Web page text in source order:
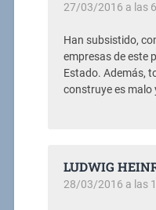
27/03/2016 a las
Han subsistido,
empresas de este
Estado. Además,
construye es malo
LUDWIG
28/03/2016 a las